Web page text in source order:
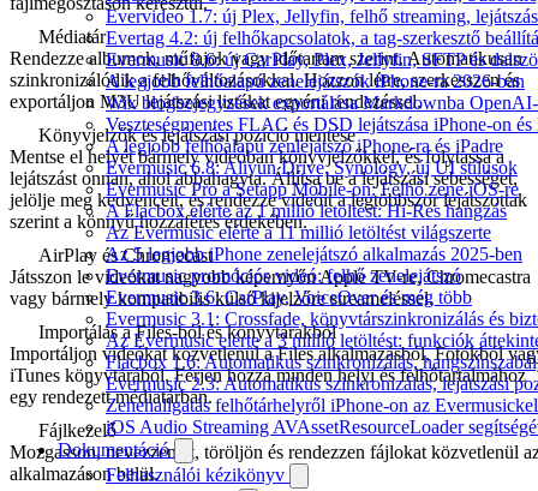
Evervideo 1.7: új Plex, Jellyfin, felhő streaming,
Evertag 4.2: új felhőkapcsolatok, a tag-szerkesztő
Evermusic 8.6: új CarPlay, Plex, Jellyfin, SFTP és
A legjobb felhőalapú zenelejátszók iPhone-ra 2026-ban
Wix blogbejegyzések exportálása Markdownba
Veszteségmentes FLAC és DSD lejátszása iPhone-on
A legjobb felhőalapú zenlejátszó iPhone-ra és iPadre
Evermusic 6.8: Aliyun Drive, Synology, új UI stílusok
Evermusic Pro a Setapp Mobile-on: Felhő zene iOS-re
A Flacbox elérte az 1 millió letöltést: Hi-Res hangzás
Az Evermusic elérte a 11 millió letöltést világszerte
Az 5 legjobb iPhone zenelejátszó alkalmazás 2025-ben
Evermusic promóciós videó: felhő zenelejátszó
Evermusic 3.6: CarPlay, VoiceOver és még több
Evermusic 3.1: Crossfade, könyvtárszinkronizálás és
Az Evermusic elérte a 3 millió letöltést: funkciók
Flacbox 1.6: Automatikus szinkronizálás,
Evermusic 2.3: Automatikus szinkronizálás, lejátszási
Zenehallgatás felhőtárhelyről iPhone-on az Evermusickel
iOS Audio Streaming AVAssetResourceLoader
Dokumentáció
Felhasználói kézikönyv
Médiatár
Rendezze albumok, műfajok vagy időtartam szerint. Automatikusan
szinkronizálódik a felhőváltozásokkal. Hozzon létre, szerkesszen és
exportáljon M3U lejátszási listákat egyéni rendezéssel.
Könyvjelzők és lejátszási pozíció mentése
Mentse el helyét bármely videóban könyvjelzőkkel, és folytassa a
lejátszást onnan, ahol abbahagyta. Állítsa be a lejátszási sebességet,
jelölje meg kedvenceit, és rendezze videóit a legtöbbször lejátszottak
szerint a könnyű hozzáférés érdekében.
AirPlay és Chromecast
Játsszon le videókat nagyobb képernyőn Apple TV-re, Chromecastra
vagy bármely kompatibilis külső kijelzőre streameléssel.
Importálás a Files-ból és könyvtárakból
Importáljon videókat közvetlenül a Files alkalmazásból, Fotókból
iTunes könyvtárából. Férjen hozzá minden helyi és felhőtartalmához
egy rendezett médiatárban.
Fájlkezelő
Mozgasson, nevezzen át, töröljön és rendezzen fájlokat közvetlenül
alkalmazáson belül.